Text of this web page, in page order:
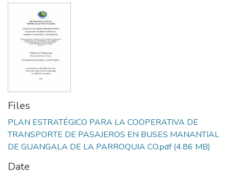
Files
PLAN ESTRATÉGICO PARA LA COOPERATIVA DE
TRANSPORTE DE PASAJEROS EN BUSES MANANTIAL
DE GUANGALA DE LA PARROQUIA CO.pdf(4.86 MB)
Date